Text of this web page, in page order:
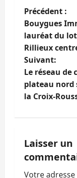
N
a
v
i
g
t
i
Précédent :
Bouygues
lauréat du
Rillieux
Suivant:
Le réseau de
plateau nord
la Croix-
Laisser un
Votre